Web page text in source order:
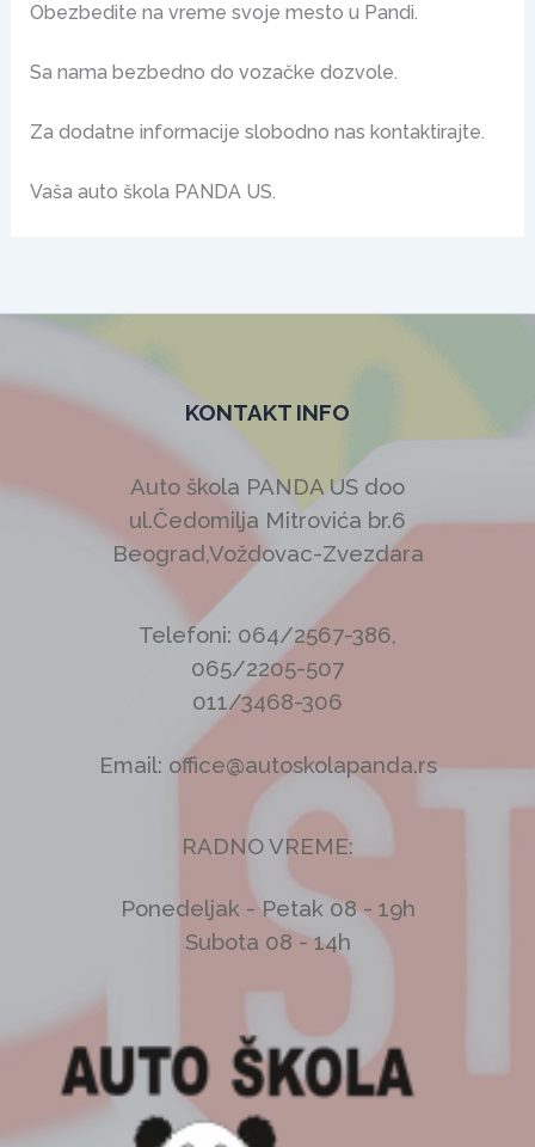
Obezbedite na vreme svoje mesto u Pandi.
Sa nama bezbedno do vozačke dozvole.
Za dodatne informacije slobodno nas kontaktirajte.
Vaša auto škola PANDA US.
KONTAKT INFO
Auto škola PANDA US doo
ul.Čedomilja Mitrovića br.6
Beograd,Voždovac-Zvezdara
Telefoni: 064/2567-386,
065/2205-507
011/3468-306
Email: office@autoskolapanda.rs
RADNO VREME:
Ponedeljak - Petak 08 - 19h
Subota 08 - 14h